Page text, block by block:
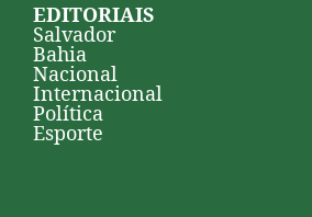
EDITORIAIS
Salvador
Bahia
Nacional
Internacional
Política
Esporte